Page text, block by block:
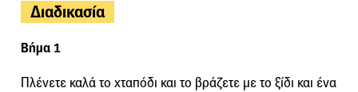
Διαδικασία
Βήμα 1
Πλένετε καλά το χταπόδι και το βράζετε με το ξίδι και ένα